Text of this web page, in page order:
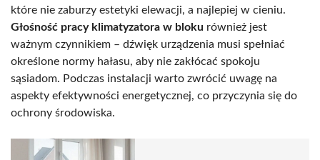
które nie zaburzy estetyki elewacji, a najlepiej w cieniu.
Głośność pracy klimatyzatora w bloku również jest
ważnym czynnikiem – dźwięk urządzenia musi spełniać
określone normy hałasu, aby nie zakłócać spokoju
sąsiadom. Podczas instalacji warto zwrócić uwagę na
aspekty efektywności energetycznej, co przyczynia się do
ochrony środowiska.